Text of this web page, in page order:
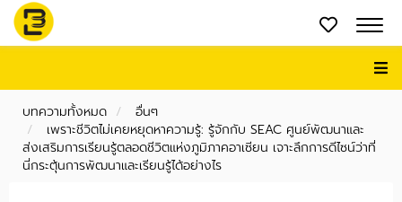
บทความทั้งหมด
อื่นๆ
เพราะชีวิตไม่เคยหยุดหาความรู้: รู้จักกับ SEAC ศูนย์พัฒนาและ
ส่งเสริมการเรียนรู้ตลอดชีวิตแห่งภูมิภาคอาเซียน เจาะลึกการดีไซน์ว่าที่
นี่กระตุ้นการพัฒนาและเรียนรู้ได้อย่างไร